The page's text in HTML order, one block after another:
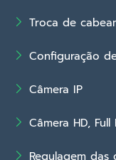
Troca de
Configuração
Câmera IP
Câmera HD,
Regulagem das